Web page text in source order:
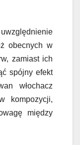
obecnych w
zamiast ich
spójny efekt
włochacz
kompozycji,
między